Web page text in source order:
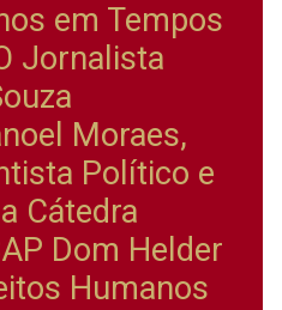
em Tempos
Jornalista
Moraes,
Político e
Cátedra
Dom Helder
Humanos